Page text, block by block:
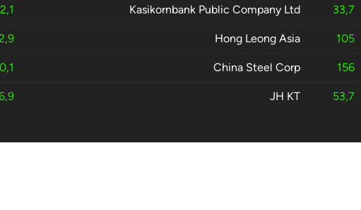
Kasikornbank Public Company Ltd 33,7
Hong Leong Asia 105
China Steel Corp 156
JH KT 53,7